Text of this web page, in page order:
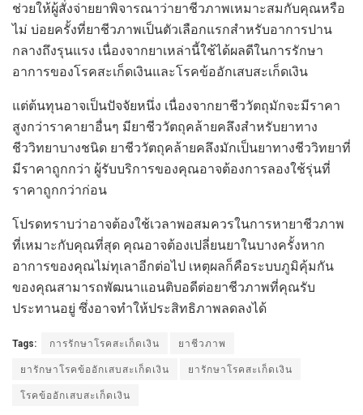
ช่วยให้ผู้สั่งจ่ายยาพิจารณาว่ายาชีวภาพเหมาะสมกับคุณหรือ
ไม่ บ่อยครั้งที่ยาชีวภาพเป็นตัวเลือกแรกสำหรับอาการปาน
กลางถึงรุนแรง เนื่องจากยาเหล่านี้ใช้ได้ผลดีในการรักษา
อาการของโรคสะเก็ดเงินและโรคข้ออักเสบสะเก็ดเงิน
แต่ต้นทุนอาจเป็นปัจจัยหนึ่ง เนื่องจากยาชีววัตถุมักจะมีราคา
สูงกว่าราคายาอื่นๆ มียาชีววัตถุคล้ายคลึงสำหรับยาทาง
ชีววิทยาบางชนิด ยาชีววัตถุคล้ายคลึงมักเป็นยาทางชีววิทยาที่
มีราคาถูกกว่า ผู้รับบริการของคุณอาจต้องการลองใช้รุ่นที่
ราคาถูกกว่าก่อน
โปรดทราบว่าอาจต้องใช้เวลาพอสมควรในการหายาชีวภาพ
ที่เหมาะกับคุณที่สุด คุณอาจต้องเปลี่ยนยาในบางครั้งหาก
อาการของคุณไม่ทุเลาอีกต่อไป เหตุผลก็คือระบบภูมิคุ้มกัน
ของคุณสามารถพัฒนาแอนติบอดีต่อยาชีวภาพที่คุณรับ
ประทานอยู่ ซึ่งอาจทำให้ประสิทธิภาพลดลงได้
Tags: การรักษาโรคสะเก็ดเงิน ยาชีวภาพ
ยารักษาโรคข้ออักเสบสะเก็ดเงิน ยารักษาโรคสะเก็ดเงิน
โรคข้ออักเสบสะเก็ดเงิน